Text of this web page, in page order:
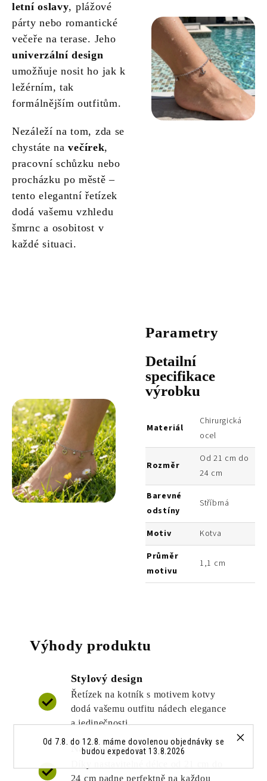
Od 7.8. do 12.8. máme dovolenou objednávky se
budou expedovat 13.8.2026
letní oslavy, plážové
párty nebo romantické
večeře na terase. Jeho
univerzální design
umožňuje nosit ho jak k
ležérním, tak
formálnějším outfitům.
Nezáleží na tom, zda se
chystáte navečírek,
pracovní schůzku nebo
procházku po městě –
tento elegantní řetízek
dodá vašemu vzhledu
šmrnc a osobitost v
každé situaci.
Parametry
Detailní
specifikace
výrobku
Materiál
Chirurgická
ocel
Rozměr
Od 21 cm do
24 cm
Barevné
odstíny
Stříbrná
Motiv
Kotva
Průměr
motivu
1,1 cm
Výhody produktu
Stylový design
Řetízek na kotník s motivem kotvy
dodá vašemu outfitu nádech elegance
a jedinečnosti.
Nastavitelná délka
24 cm padne perfektně na každou